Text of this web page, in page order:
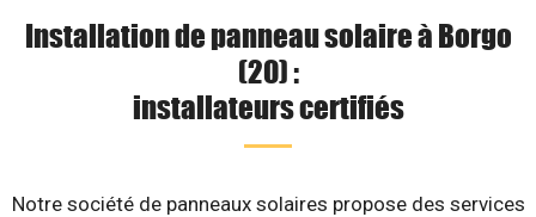
Installation de panneau solaire à Borgo
(20) :
installateurs certifiés
Notre société de panneaux solaires propose des services